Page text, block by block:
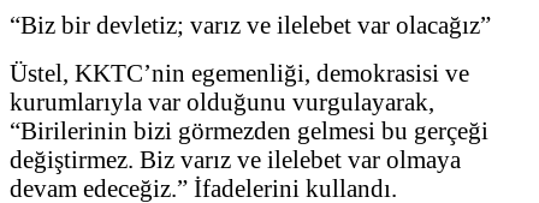
“Biz bir devletiz; varız ve ilelebet var olacağız”
Üstel, KKTC’nin egemenliği, demokrasisi ve
kurumlarıyla var olduğunu vurgulayarak,
“Birilerinin bizi görmezden gelmesi bu gerçeği
değiştirmez. Biz varız ve ilelebet var olmaya
devam edeceğiz.” İfadelerini kullandı.